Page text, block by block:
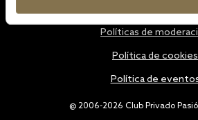
@ 2006-2026 Club Privado
Políticas de
Política de cookies
Política de